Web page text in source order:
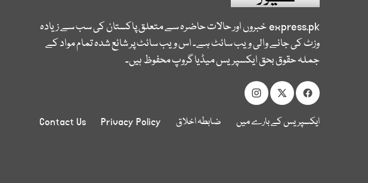
express.pkخبروں اور حالات حاضرہ سے متعلق پاکستان کی سب سے زیادہ
وزٹ کی جانے والی ویب سائٹ ہے۔ اس ویب سائٹ پر شائع شدہ تمام مواد کے
جملہ حقوق بحق ایکسپریس میڈیا گروپ محفوظ ہیں۔
ایکسپریس کے بارے میں ضابطہ اخلاق Privacy Policy
Contact Us